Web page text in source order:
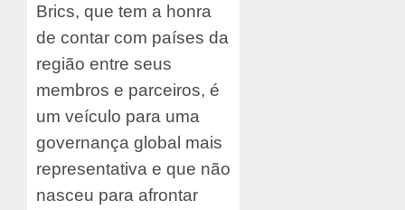
Brics, que tem a honra
de contar com países da
região entre seus
membros e parceiros, é
um veículo para uma
governança global mais
representativa e que não
nasceu para afrontar